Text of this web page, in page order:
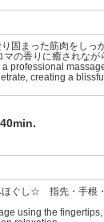
固まった筋肉をしっ
の香りに癒されなが
professional
creating a
ほぐし☆ 指先・手根
using the